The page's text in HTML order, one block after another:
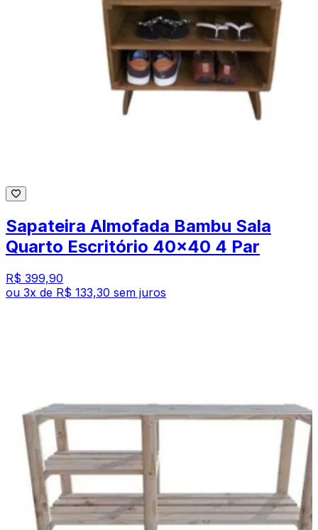
Sapateira Almofada Bambu Sala
Quarto Escritório 40x40 4 Par
R$ 399,90
ou 3x de R$ 133,30 sem juros